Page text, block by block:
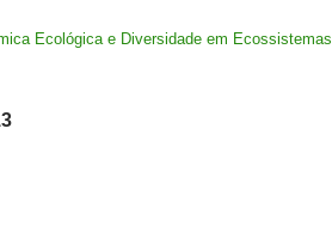
Ecológica e Diversidade em Ecossistemas